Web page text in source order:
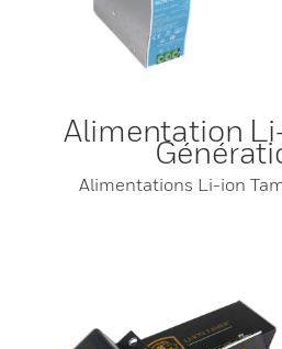
Alimentation
Alimentations Li-ion